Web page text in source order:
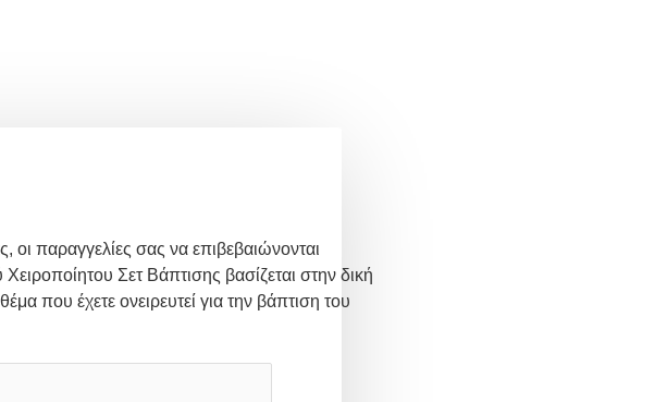
παραγγελίες σας να επιβεβαιώνονται
Σετ Βάπτισης βασίζεται στην δική
που έχετε ονειρευτεί για την βάπτιση του